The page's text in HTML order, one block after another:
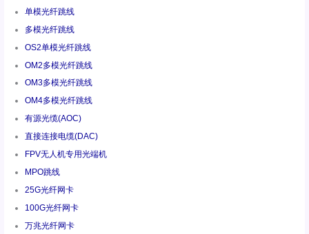
单模光纤跳线
多模光纤跳线
OS2单模光纤跳线
OM2多模光纤跳线
OM3多模光纤跳线
OM4多模光纤跳线
有源光缆(AOC)
直接连接电缆(DAC)
FPV无人机专用光端机
MPO跳线
25G光纤网卡
100G光纤网卡
万兆光纤网卡